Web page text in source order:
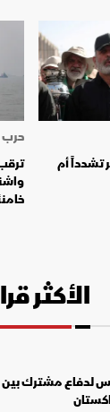
تشدداً أم
حرب
الأكثر
لدفاع مشترك بين